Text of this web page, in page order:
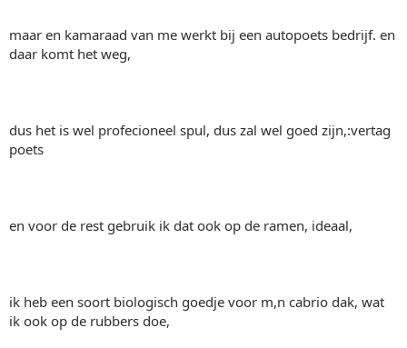
maar en kamaraad van me werkt bij een autopoets bedrijf. en
daar komt het weg,
dus het is wel profecioneel spul, dus zal wel goed zijn,:vertag
poets
en voor de rest gebruik ik dat ook op de ramen, ideaal,
ik heb een soort biologisch goedje voor m,n cabrio dak, wat
ik ook op de rubbers doe,